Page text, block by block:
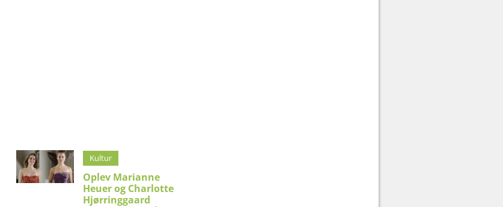
Kultur
Oplev Marianne
Heuer og Charlotte
Hjørringgaard